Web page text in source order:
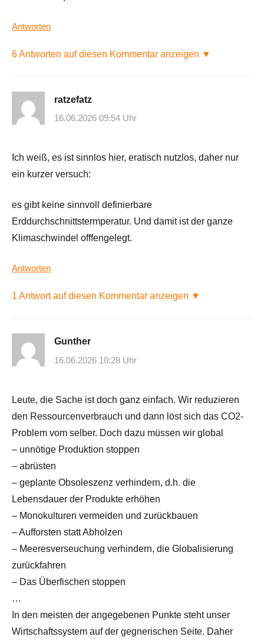
Antworten
6 Antworten auf diesen Kommentar anzeigen ▼
ratzefatz
16.06.2026 09:54 Uhr
Ich weiß, es ist sinnlos hier, eratisch nutzlos, daher nur
ein kurzer versuch:
es gibt keine sinnvoll definierbare
Erddurchschnittstermperatur. Und damit ist der ganze
Klimaschwindel offfengelegt.
Antworten
1 Antwort auf diesen Kommentar anzeigen ▼
Gunther
16.06.2026 10:28 Uhr
Leute, die Sache ist doch ganz einfach. Wir reduzieren
den Ressourcenverbrauch und dann löst sich das CO2-
Problem vom selber. Doch dazu müssen wir global
– unnötige Produktion stoppen
– abrüsten
– geplante Obsoleszenz verhindern, d.h. die
Lebensdauer der Produkte erhöhen
– Monokulturen vermeiden und zurückbauen
– Aufforsten statt Abholzen
– Meeresverseuchung verhindern, die Globalisierung
zurückfahren
– Das Überfischen stoppen
…
In den meisten der angegebenen Punkte steht unser
Wirtschaftssystem auf der gegnerischen Seite. Daher